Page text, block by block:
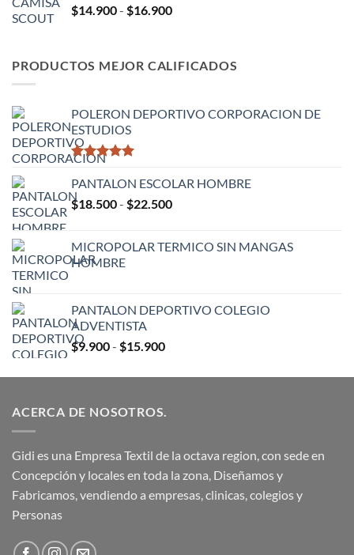
$14.900
$14.900- $16.900Rango
desde
$14.900
$16.900
PRODUCTOS MEJOR CALIFICADOS
POLERON DEPORTIVO CORPORACION DE
ESTUDIOS
con5.00
de 5
PANTALON ESCOLAR HOMBRE
$18.500- $22.500Rango
desde
$22.500
MICROPOLAR TERMICO SIN MANGAS
HOMBRE
PANTALON DEPORTIVO COLEGIO
ADVENTISTA
$9.900- $15.900Rango
precios:
$9.900
ACERCA DE NOSOTROS.
Gidi es una Empresa Textil de la octava region, con sede en
Concepción y locales en toda la zona, Diseñamos y
Fabricamos, vendiendo a empresas, clinicas, colegios y
Personas